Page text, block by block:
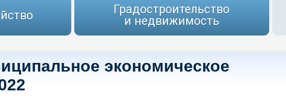
Градостроительство
и недвижимость
экономическое